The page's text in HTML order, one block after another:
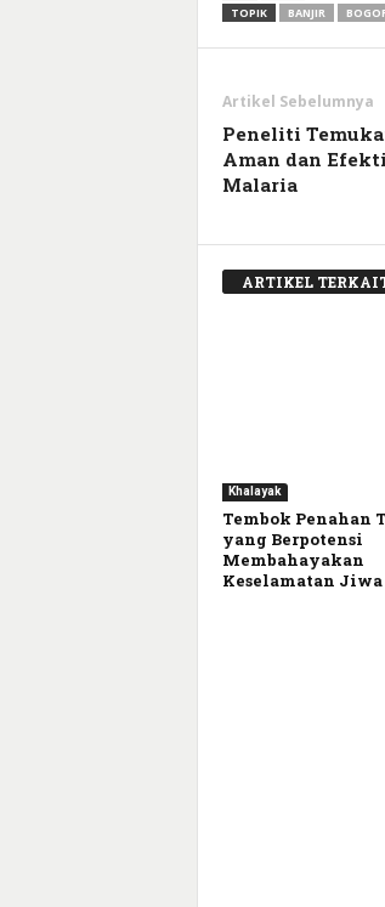
TOPIK
BANJIR
Artikel Sebelumnya
Peneliti
Aman dan
Malaria
ARTIKEL
Khalayak
Tembok Penahan
yang Berpotensi
Membahayakan
Keselamatan